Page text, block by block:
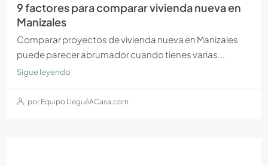
9 factores para comparar vivienda nueva en
Manizales
Comparar proyectos de vivienda nueva en Manizales
puede parecer abrumador cuando tienes varias...
Sigue leyendo
por Equipo LleguéACasa.com